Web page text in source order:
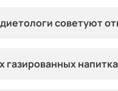
советуют
газированных